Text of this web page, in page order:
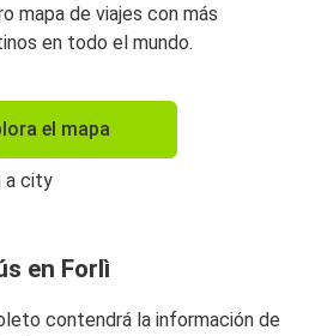
mapa de viajes con más
en todo el mundo.
el mapa
en Forlì
contendrá la información de